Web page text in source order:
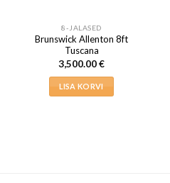
8-JALASED
Brunswick Allenton 8ft
Tuscana
3,500.00€
LISA KORVI